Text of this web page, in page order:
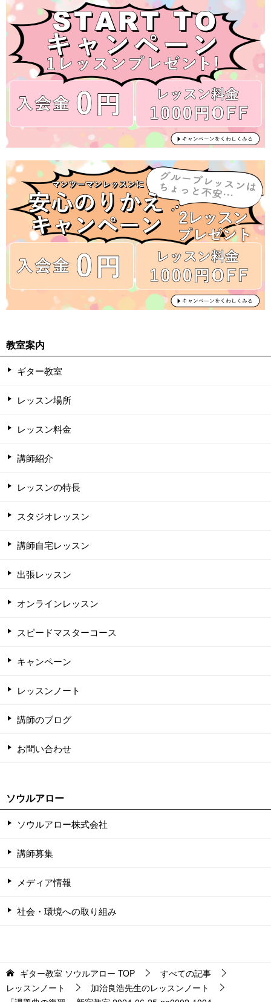
教室案内
ギター教室
レッスン場所
レッスン料金
講師紹介
レッスンの特長
スタジオレッスン
講師自宅レッスン
出張レッスン
オンラインレッスン
スピードマスターコース
キャンペーン
レッスンノート
講師のブログ
お問い合わせ
ソウルアロー
ソウルアロー株式会社
講師募集
メディア情報
社会・環境への取り組み
ギター教室 ソウルアロー TOP
すべての記事
レッスンノート
加治良浩先生のレッスンノート